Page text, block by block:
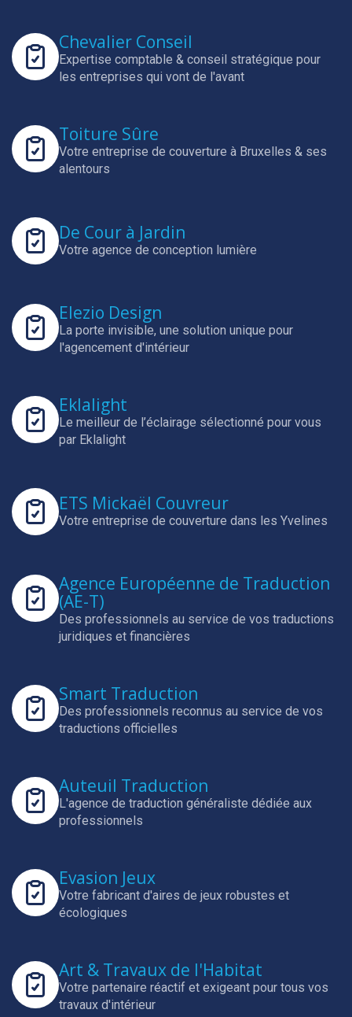
Chevalier Conseil
Expertise comptable & conseil stratégique pour
les entreprises qui vont de l'avant
Toiture Sûre
Votre entreprise de couverture à Bruxelles & ses
alentours
De Cour à Jardin
Votre agence de conception lumière
Elezio Design
La porte invisible, une solution unique pour
l'agencement d'intérieur
Eklalight
Le meilleur de l’éclairage sélectionné pour vous
par Eklalight
ETS Mickaël Couvreur
Votre entreprise de couverture dans les Yvelines
Agence Européenne de Traduction
(AE-T)
Des professionnels au service de vos traductions
juridiques et financières
Smart Traduction
Des professionnels reconnus au service de vos
traductions officielles
Auteuil Traduction
L'agence de traduction généraliste dédiée aux
professionnels
Evasion Jeux
Votre fabricant d'aires de jeux robustes et
écologiques
Art & Travaux de l'Habitat
Votre partenaire réactif et exigeant pour tous vos
travaux d'intérieur